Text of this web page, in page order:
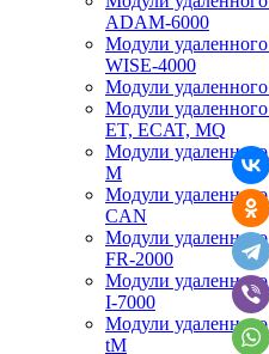
ADAM-6000
Модули
WISE-4000
Модули
Модули
ET, ECAT, MQ
Модули
M
Модули
CAN
Модули
FR-2000
Модули
I-7000
Модули
tM